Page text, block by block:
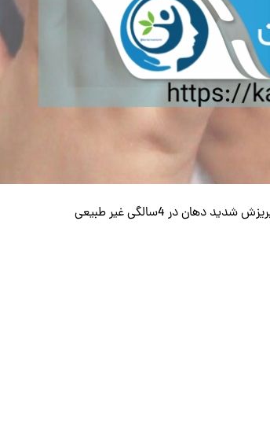
می‌گویند که به طور طبیعی تا سن 15 الی 18 ماهگی در نتیجه بلوغ فیزیولوژیکی از بین می‌رود و آبریزش شدید دهان در 4سالگی غیر طبیعی